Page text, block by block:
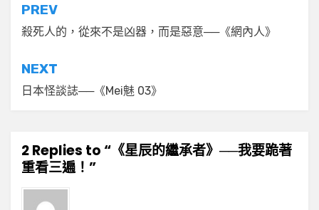
文
章
導
覽
PREV
殺死人的，從來不是凶器，而是惡意──《網內人》
NEXT
日本怪談誌──《Mei魅 03》
2 Replies to “《星辰的繼承者》──我要跪著
重看三遍！”